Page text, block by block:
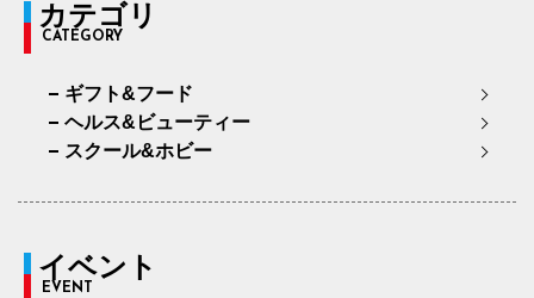
カテゴリ
CATEGORY
ギフト&フード
ヘルス&ビューティー
スクール&ホビー
イベント
EVENT